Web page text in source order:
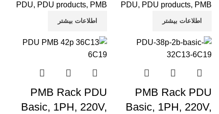
PDU, PDU products, PMB
اطلاعات بیشتر
PDU, PDU products, PMB
اطلاعات بیشتر
PMB Rack PDU
Basic, 1PH, 220V,
PMB Rack PDU
Basic, 1PH, 220V,